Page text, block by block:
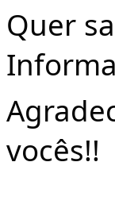
Quer
vocês!!